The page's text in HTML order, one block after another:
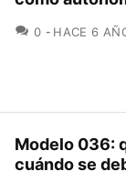
0 HACE 6
Modelo 036:
cuándo se